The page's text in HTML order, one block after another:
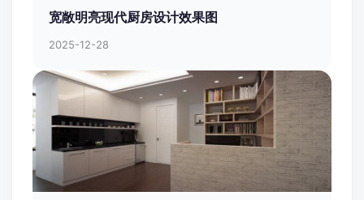
宽敞明亮现代厨房设计效果图
2025-12-28